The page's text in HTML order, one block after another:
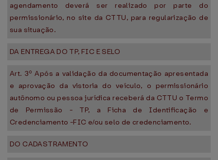
agendamento deverá ser realizado por parte do
permissionário, no site da CTTU, para regularização de
sua situação.
DA ENTREGA DO TP, FIC E SELO
Art. 3º Após a validação da documentação apresentada
e aprovação da vistoria do veículo, o permissionário
autônomo ou pessoa jurídica receberá da CTTU o Termo
de Permissão - TP, a Ficha de Identificação e
Credenciamento -FIC e/ou selo de credenciamento.
DO CADASTRAMENTO